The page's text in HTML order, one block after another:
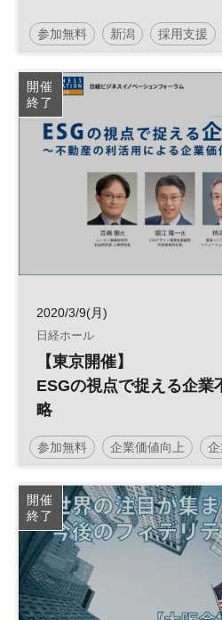
参加無料 新潟 採用支援
人材活用 人生100年時代
平日夜開催
開催
終了
2020/3/9(月)
日経ホール
【東京開催】
ESGの視点で捉える企業
略
参加無料 企業価値向上
不動産 ESG 経営戦略
日経ビジネスイノベーションフ
開催
終了